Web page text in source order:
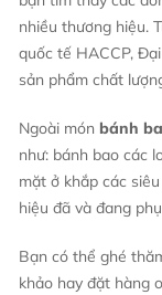
nhiều thương hiệu.
quốc tế HACCP,
sản phẩm chất
Ngoài món bánh
như: bánh bao các
mặt ở khắp các
hiệu đã và đang
Bạn có thể ghé
khảo hay đặt hàng